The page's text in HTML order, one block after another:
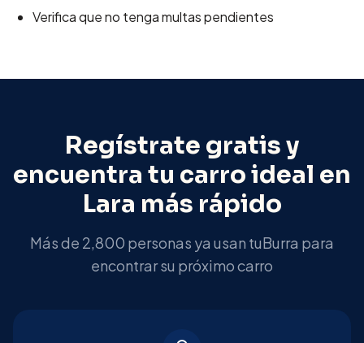
Verifica que no tenga multas pendientes
Regístrate gratis y
encuentra tu carro ideal en
Lara más rápido
Más de 2,800 personas ya usan tuBurra para
encontrar su próximo carro